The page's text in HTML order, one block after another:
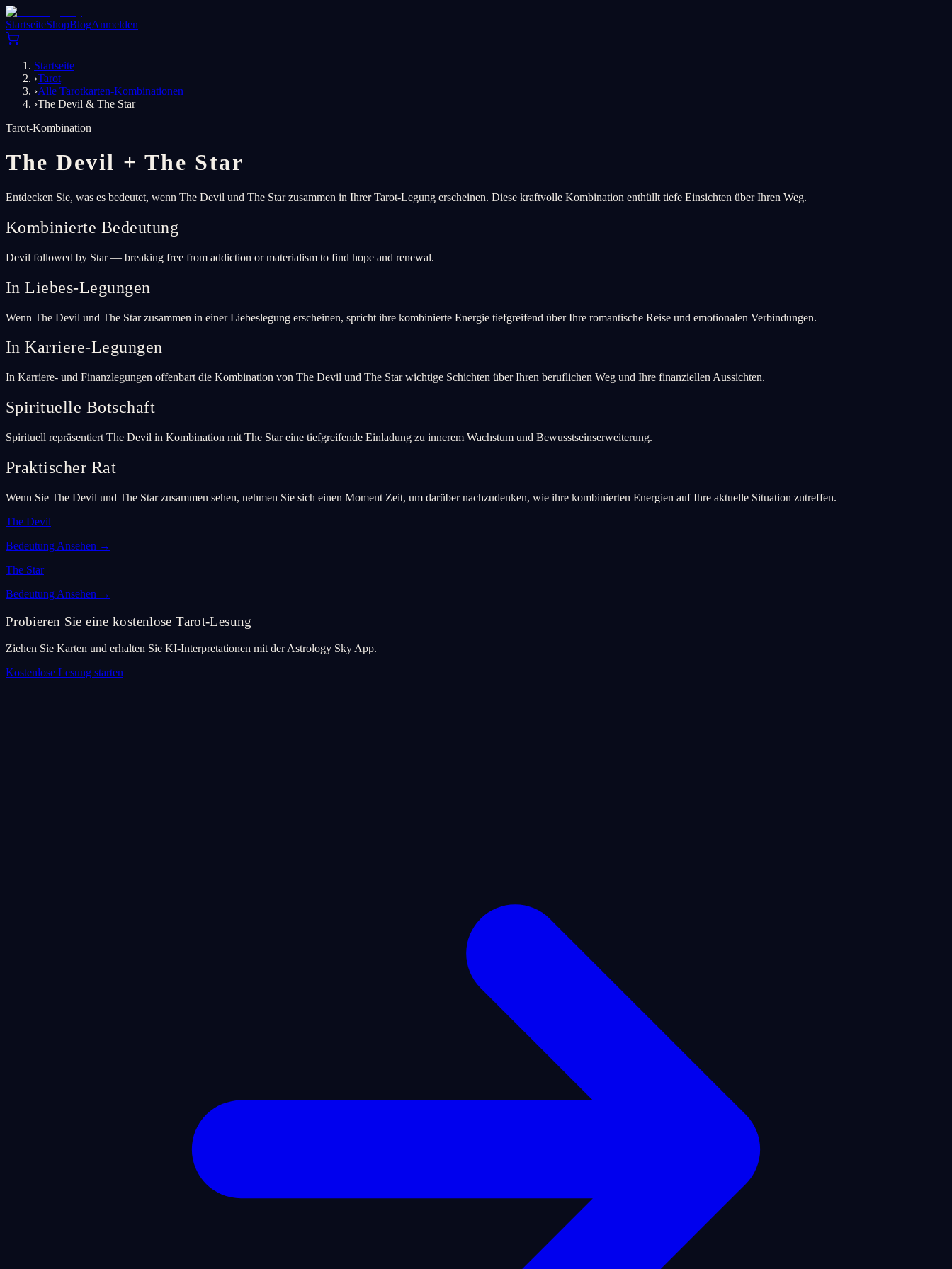
StartseiteShopBlogAnmelden
Startseite
›Tarot
›Alle Tarotkarten-Kombinationen
›The Devil & The Star
Tarot-Kombination
The Devil + The Star
Entdecken Sie, was es bedeutet, wenn The Devil und The Star zusammen in Ihrer Tarot-Legung erscheinen. Diese kraftvolle Kombination enthüllt tiefe Einsichten über Ihren Weg.
Kombinierte Bedeutung
Devil followed by Star — breaking free from addiction or materialism to find hope and renewal.
In Liebes-Legungen
Wenn The Devil und The Star zusammen in einer Liebeslegung erscheinen, spricht ihre kombinierte Energie tiefgreifend über Ihre romantische Reise und emotionalen Verbindungen.
In Karriere-Legungen
In Karriere- und Finanzlegungen offenbart die Kombination von The Devil und The Star wichtige Schichten über Ihren beruflichen Weg und Ihre finanziellen Aussichten.
Spirituelle Botschaft
Spirituell repräsentiert The Devil in Kombination mit The Star eine tiefgreifende Einladung zu innerem Wachstum und Bewusstseinserweiterung.
Praktischer Rat
Wenn Sie The Devil und The Star zusammen sehen, nehmen Sie sich einen Moment Zeit, um darüber nachzudenken, wie ihre kombinierten Energien auf Ihre aktuelle Situation zutreffen.
The Devil
Bedeutung Ansehen →
The Star
Bedeutung Ansehen →
Probieren Sie eine kostenlose Tarot-Lesung
Ziehen Sie Karten und erhalten Sie KI-Interpretationen mit der Astrology Sky App.
Kostenlose Lesung starten